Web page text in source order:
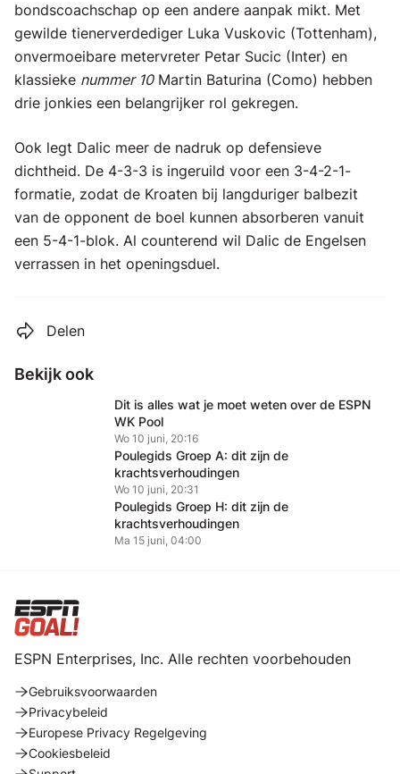
bondscoachschap op een andere aanpak mikt. Met
gewilde tienerverdediger Luka Vuskovic (Tottenham),
onvermoeibare metervreter Petar Sucic (Inter) en
klassieke nummer 10Martin Baturina (Como) hebben
drie jonkies een belangrijker rol gekregen.
Ook legt Dalic meer de nadruk op defensieve
dichtheid. De 4-3-3 is ingeruild voor een 3-4-2-1-
formatie, zodat de Kroaten bij langduriger balbezit
van de opponent de boel kunnen absorberen vanuit
een 5-4-1-blok. Al counterend wil Dalic de Engelsen
verrassen in het openingsduel.
Delen
Bekijk ook
Dit is alles wat je moet weten over de ESPN
WK Pool
Wo 10 juni, 20:16
Poulegids Groep A: dit zijn de
krachtsverhoudingen
Wo 10 juni, 20:31
Poulegids Groep H: dit zijn de
krachtsverhoudingen
Ma 15 juni, 04:00
ESPN Enterprises, Inc. Alle rechten voorbehouden
Gebruiksvoorwaarden
Privacybeleid
Europese Privacy Regelgeving
Cookiesbeleid